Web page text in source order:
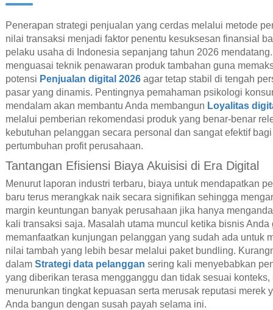
Penerapan strategi penjualan yang cerdas melalui metode
nilai transaksi menjadi faktor penentu kesuksesan finansial
pelaku usaha di Indonesia sepanjang tahun 2026
menguasai teknik penawaran produk tambahan guna
potensi Penjualan digital 2026agar tetap stabil di tengah
pasar yang dinamis. Pentingnya pemahaman psikologi
mendalam akan membantu Anda membangun Loyalitas
melalui pemberian rekomendasi produk yang benar-benar
kebutuhan pelanggan secara personal dan sangat efektif bagi
pertumbuhan profit perusahaan.
Tantangan Efisiensi Biaya Akuisisi di Era Digital
Menurut laporan industri terbaru, biaya untuk mendapatkan
baru terus merangkak naik secara signifikan sehingga
margin keuntungan banyak perusahaan jika hanya
kali transaksi saja. Masalah utama muncul ketika bisnis Anda
memanfaatkan kunjungan pelanggan yang sudah ada untuk
nilai tambah yang lebih besar melalui paket bundling.
dalam Strategi data pelanggan sering kali menyebabkan
yang diberikan terasa mengganggu dan tidak sesuai konteks,
menurunkan tingkat kepuasan serta merusak reputasi merek
Anda bangun dengan susah payah selama ini.